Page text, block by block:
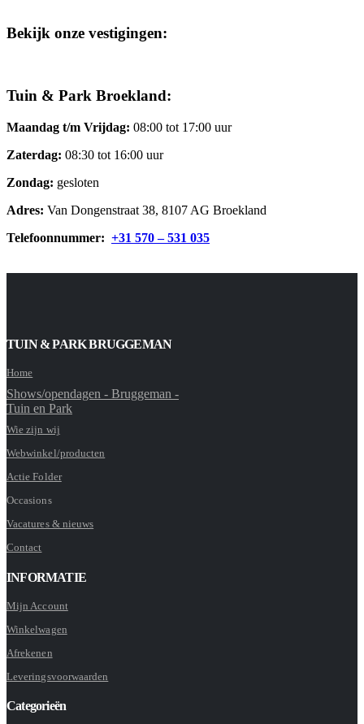
Bekijk onze vestigingen:
Tuin & Park Broekland:
Maandag t/m Vrijdag: 08:00 tot 17:00 uur
Zaterdag: 08:30 tot 16:00 uur
Zondag: gesloten
Adres: Van Dongenstraat 38, 8107 AG Broekland
Telefoonnummer: +31 570 – 531 035
TUIN & PARK BRUGGEMAN
Home
Shows/opendagen - Bruggeman -
Tuin en Park
Wie zijn wij
Webwinkel/producten
Actie Folder
Occasions
Vacatures & nieuws
Contact
INFORMATIE
Mijn Account
Winkelwagen
Afrekenen
Leveringsvoorwaarden
Categorieën